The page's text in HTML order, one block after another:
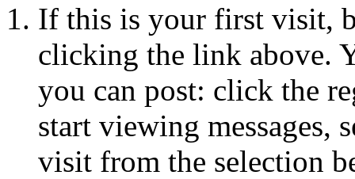
If this is your first visit,
clicking the link above.
you can post: click the
start viewing messages,
visit from the selection